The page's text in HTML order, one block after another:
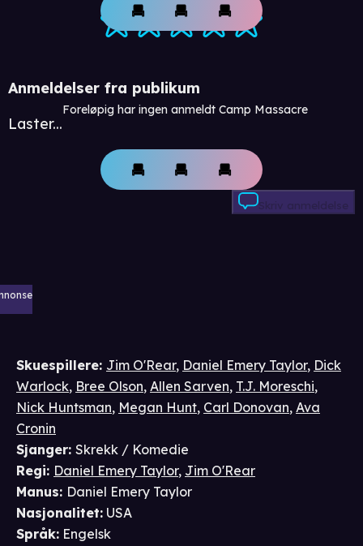
Anmeldelser fra publikum
Laster...
Foreløpig har ingen anmeldt Camp Massacre
Skriv anmeldelse
Skuespillere: Jim O'Rear, Daniel Emery Taylor, Dick
Warlock, Bree Olson, Allen Sarven, T.J. Moreschi,
Nick Huntsman, Megan Hunt, Carl Donovan, Ava
Cronin
Sjanger: Skrekk / Komedie
Regi: Daniel Emery Taylor, Jim O'Rear
Manus: Daniel Emery Taylor
Nasjonalitet: USA
Språk: Engelsk